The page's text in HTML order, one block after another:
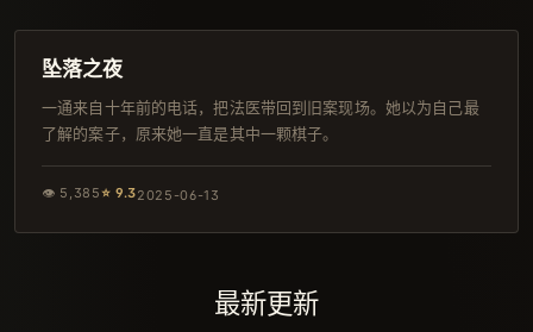
独播
坠落之夜
一通来自十年前的电话，把法医带回到旧案现场。她以为自己最
了解的案子，原来她一直是其中一颗棋子。
👁 5,385⭐ 9.32025-06-13
最新更新